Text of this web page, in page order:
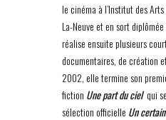
le cinéma à l’Institut des
La-Neuve et en sort
réalise ensuite plusieurs
documentaires, de création
2002, elle termine son
fiction Une part du cielqui
sélection officielle Un